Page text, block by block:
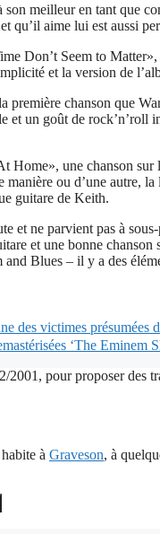
meilleur en tant que
qu’il aime lui est aussi
Don’t Seem to
et la version de
chanson que
et un goût de rock’n’roll
une chanson sur
manière ou d’une
guitare de Keith.
et ne parvient pas à
et une bonne
Blues – il y a des
des victimes présumées
‘The Eminem
2001, pour proposer des
à Graveson, à